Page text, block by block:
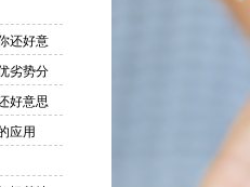
还好意
劣势分
好意思
应用